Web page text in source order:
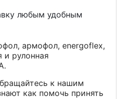
любым удобным
армофол, energoflex,
и рулонная
к нашим
как помочь принять